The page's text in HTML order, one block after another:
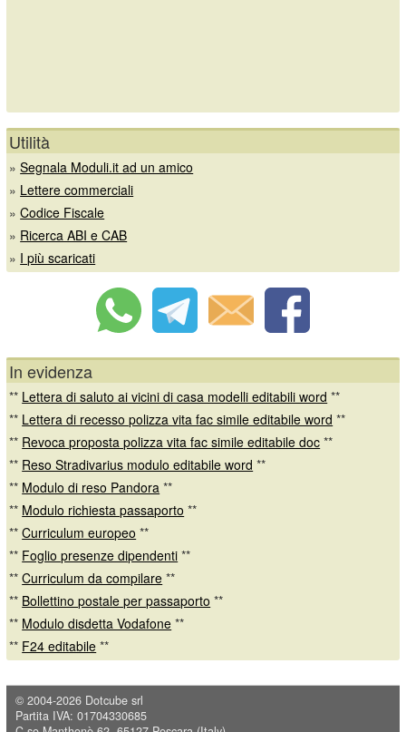
Utilità
»Segnala Moduli.it ad un amico
» Lettere commerciali
»Codice Fiscale
» Ricerca ABI e CAB
» I più scaricati
In evidenza
** Lettera di saluto ai vicini di casa modelli editabili word **
** Lettera di recesso polizza vita fac simile editabile word **
** Revoca proposta polizza vita fac simile editabile doc **
** Reso Stradivarius modulo editabile word **
** Modulo di reso Pandora **
** Modulo richiesta passaporto **
**Curriculum europeo **
** Foglio presenze dipendenti **
**Curriculum da compilare **
** Bollettino postale per passaporto **
** Modulo disdetta Vodafone **
** F24 editabile **
© 2004-2026 Dotcube srl
Partita IVA: 01704330685